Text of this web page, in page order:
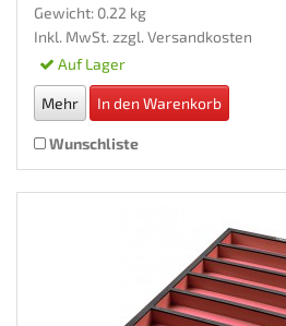
Gewicht: 0.22 kg
Inkl. MwSt. zzgl. Versandkosten
Auf Lager
Mehr In den Warenkorb
Wunschliste